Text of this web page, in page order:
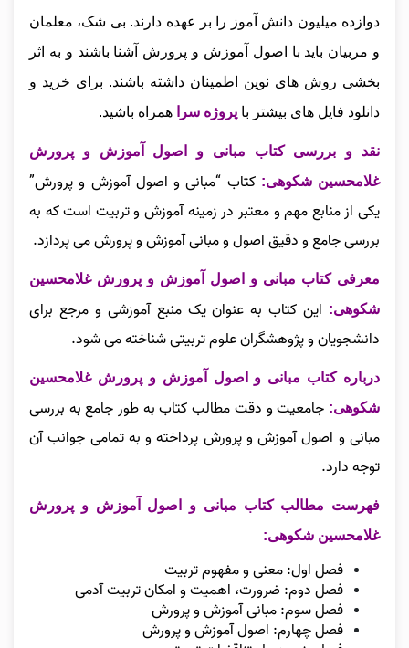
دوازده میلیون دانش‌ آموز را بر عهده دارند. بی‌ شک، معلمان
و مربیان باید با اصول آموزش و پرورش آشنا باشند و به اثر
بخشی روش‌ های نوین اطمینان داشته باشند. برای خرید و
دانلود فایل های بیشتر با پروژه سرا همراه باشید.
نقد و بررسی کتاب مبانی و اصول آموزش و پرورش
غلامحسین شکوهی: کتاب “مبانی و اصول آموزش و پرورش”
یکی از منابع مهم و معتبر در زمینه آموزش و تربیت است که به
بررسی جامع و دقیق اصول و مبانی آموزش و پرورش می‌ پردازد.
معرفی کتاب مبانی و اصول آموزش و پرورش غلامحسین
شکوهی: این کتاب به عنوان یک منبع آموزشی و مرجع برای
دانشجویان و پژوهشگران علوم تربیتی شناخته می‌ شود.
درباره کتاب مبانی و اصول آموزش و پرورش غلامحسین
شکوهی: جامعیت و دقت مطالب کتاب به طور جامع به بررسی
مبانی و اصول آموزش و پرورش پرداخته و به تمامی جوانب آن
توجه دارد.
فهرست مطالب کتاب مبانی و اصول آموزش و پرورش
غلامحسین شکوهی:
فصل اول: معنی و مفهوم تربیت
فصل دوم: ضرورت، اهمیت و امکان تربیت آدمی
فصل سوم: مبانی آموزش و پرورش
فصل چهارم: اصول آموزش و پرورش